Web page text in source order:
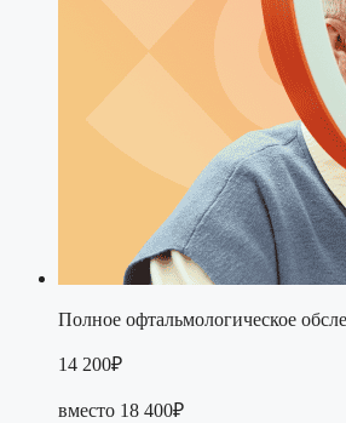
Полное офтальмологическое
14 200₽
вместо 18 400₽